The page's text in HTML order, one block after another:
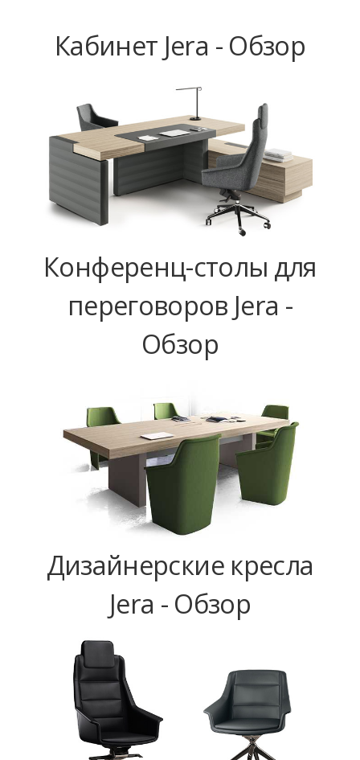
Кабинет Jera - Обзор
Конференц-столы для
переговоров Jera -
Обзор
Дизайнерские кресла
Jera - Обзор